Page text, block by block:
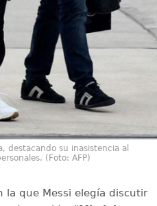
destacando su inasistencia al
(Foto: AFP)
la que Messi elegía discutir